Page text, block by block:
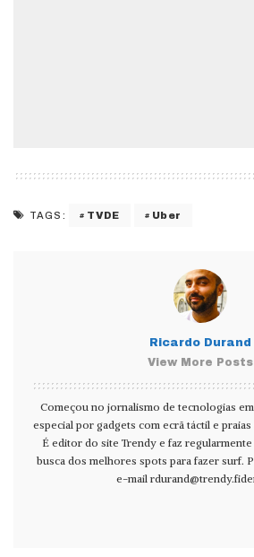
TAGS: TVDE Uber
Ricardo Durand
View More Posts
Começou no jornalismo de tecnologias
especial por gadgets com ecrã táctil e
É editor do site Trendy e faz
busca dos melhores spots para fazer surf.
e-mail